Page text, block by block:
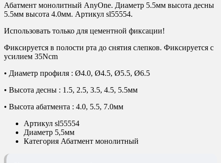
Абатмент монолитный AnyOne. Диаметр 5.5мм высота десны
5.5мм высота 4.0мм. Артикул sl55554.
Использовать только для цементной фиксации!
Фиксируется в полости рта до снятия слепков. Фиксируется с
усилием 35Ncm
• Диаметр профиля : Ø4.0, Ø4.5, Ø5.5, Ø6.5
• Высота десны : 1.5, 2.5, 3.5, 4.5, 5.5мм
• Высота абатмента : 4.0, 5.5, 7.0мм
Артикул sl55554
Диаметр 5,5мм
Категория Абатмент монолитный